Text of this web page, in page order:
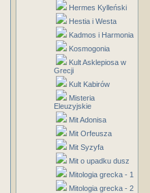
Hermes Kylleński
Hestia i Westa
Kadmos i Harmonia
Kosmogonia
Kult Asklepiosa w
Grecji
Kult Kabirów
Misteria
Eleuzyjskie
Mit Adonisa
Mit Orfeusza
Mit Syzyfa
Mit o upadku dusz
Mitologia grecka - 1
Mitologia grecka - 2